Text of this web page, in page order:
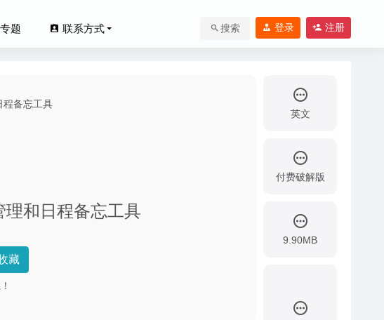
题 联系方式 搜索 登录 注册
理和日程备忘工具
藏
英文
付费破解版
9.90MB
05-27